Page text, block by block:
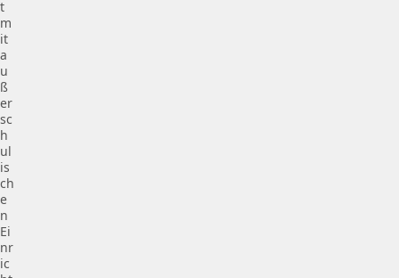
t
m
it
a
u
ß
er
sc
h
ul
is
ch
e
n
Ei
nr
ic